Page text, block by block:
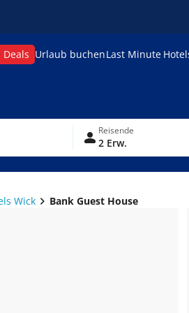
Deals Urlaub buchenLast Minute
Reisende
2 Erw.
Wick Bank Guest House